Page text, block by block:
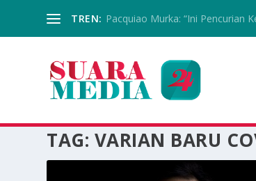
TREN: Pacquiao Murka: “Ini Pencurian
TAG: VARIAN BARU